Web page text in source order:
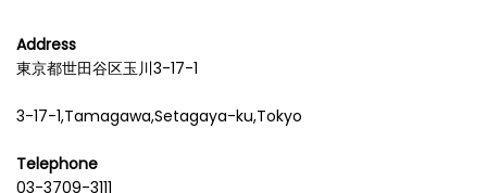
Address
東京都世田谷区玉川3-17-1
3-17-1,Tamagawa,Setagaya-ku,Tokyo
Telephone
03-3709-3111